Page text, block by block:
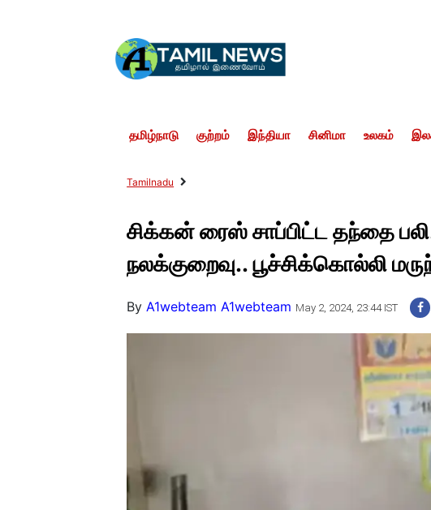
தமிழ்நாடு குற்றம் இந்தியா சினிமா உலகம்
Tamilnadu
சிக்கன் ரைஸ் சாப்பிட்ட தந்தை
நலக்குறைவு.. பூச்சிக்கொல்லி
ByA1webteam A1webteam May 2, 2024, 23:44 IST